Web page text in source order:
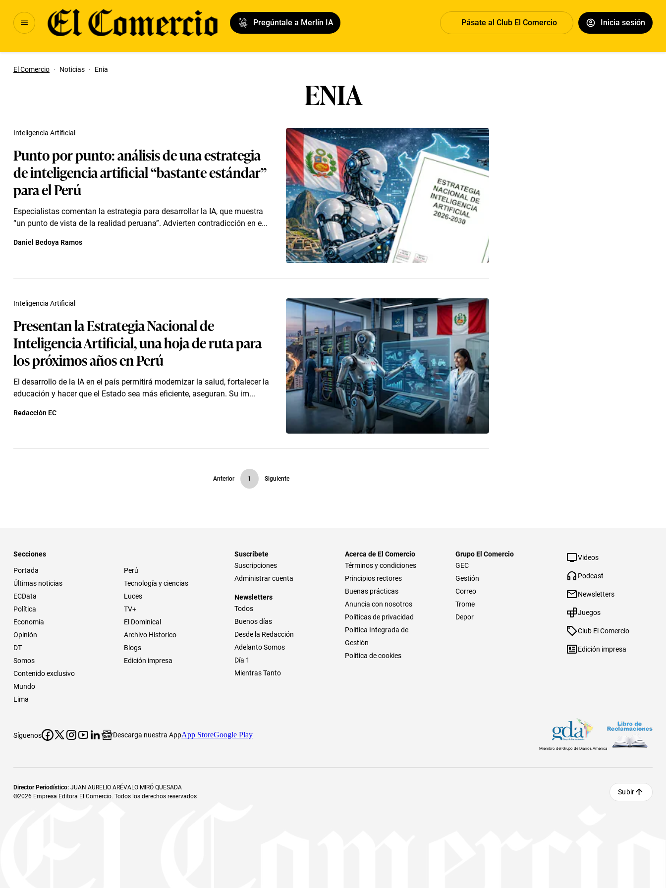
Pregúntale a Merlín IA Pásate al Club El Comercio Inicia sesión
El Comercio · Noticias · Enia
ENIA
Punto por punto: análisis de una estrategia
de inteligencia artificial “bastante estándar”
para el Perú
Especialistas comentan la estrategia para desarrollar la IA, que muestra
“un punto de vista de la realidad peruana”. Advierten contradicción en e...
Inteligencia Artificial
Daniel Bedoya Ramos
Presentan la Estrategia Nacional de
Inteligencia Artificial, una hoja de ruta para
los próximos años en Perú
El desarrollo de la IA en el país permitirá modernizar la salud, fortalecer la
educación y hacer que el Estado sea más eficiente, aseguran. Su im...
Inteligencia Artificial
Redacción EC
Anterior 1 Siguiente
Secciones
Portada
Últimas noticias
ECData
Política
Economía
Opinión
DT
Somos
Contenido exclusivo
Mundo
Lima
Perú
Tecnología y ciencias
Luces
TV+
El Dominical
Archivo Historico
Blogs
Edición impresa
Suscríbete
Suscripciones
Administrar cuenta
Newsletters
Todos
Buenos días
Desde la Redacción
Adelanto Somos
Día 1
Mientras Tanto
Acerca de El Comercio
Términos y condiciones
Principios rectores
Buenas prácticas
Anuncia con nosotros
Políticas de privacidad
Política Integrada de
Gestión
Política de cookies
Grupo El Comercio
GEC
Gestión
Correo
Trome
Depor
Videos
Podcast
Newsletters
Juegos
Club El Comercio
Edición impresa
Síguenos Descarga nuestra AppApp StoreGoogle Play
Miembro del Grupo de Diarios América
Director Periodístico: JUAN AURELIO ARÉVALO MIRÓ QUESADA
©2026 Empresa Editora El Comercio. Todos los derechos reservados
Subir